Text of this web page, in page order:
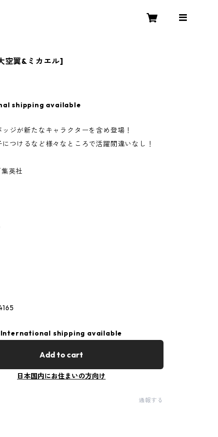
空翼&ミカエル]
shipping available
ジが新たなキャラクターを含め登場！
つけるなど様々なところで活躍間違いなし！
英社
International shipping available
Add to cart
日本国内にお住まいの方向け
通報する